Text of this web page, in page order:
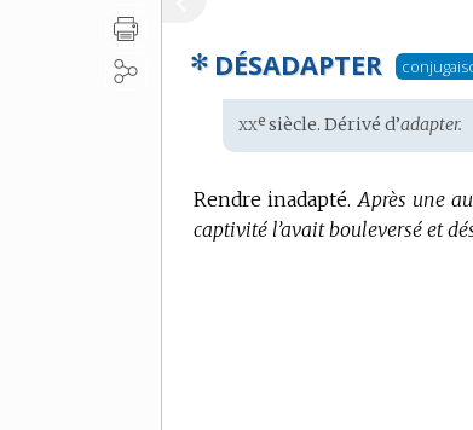
✻ DÉSADAPTER
Étymologie
:
xxe siècle. Dérivé d’adapter.
Rendre inadapté. Après une
captivité l’avait bouleversé et